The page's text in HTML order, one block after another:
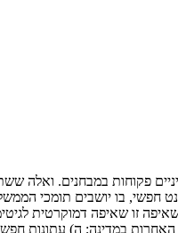
פקוחות במבחנים.
בו יושבים תומכי
זו שאיפה דמוקרטית
במדינה; ה) עתונות